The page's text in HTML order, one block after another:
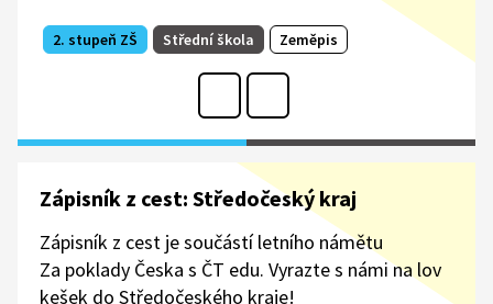
2. stupeň ZŠ Střední škola Zeměpis
Zápisník z cest: Středočeský kraj
Zápisník z cest je součástí letního námětu
Za poklady Česka s ČT edu. Vyrazte s námi na lov
kešek do Středočeského kraje!